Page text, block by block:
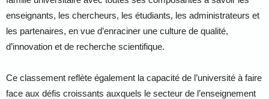
enseignants, les chercheurs, les étudiants, les administrateurs et
les partenaires, en vue d’enraciner une culture de qualité,
d’innovation et de recherche scientifique.
Ce classement reflète également la capacité de l’université à faire
face aux défis croissants auxquels le secteur de l’enseignement